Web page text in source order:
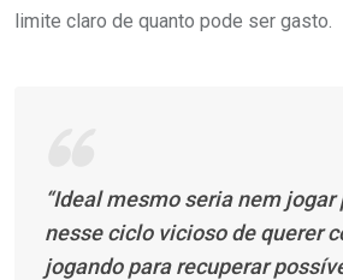
limite claro de quanto pode ser gasto.
“Ideal mesmo seria nem jogar
nesse ciclo vicioso de querer
jogando para recuperar